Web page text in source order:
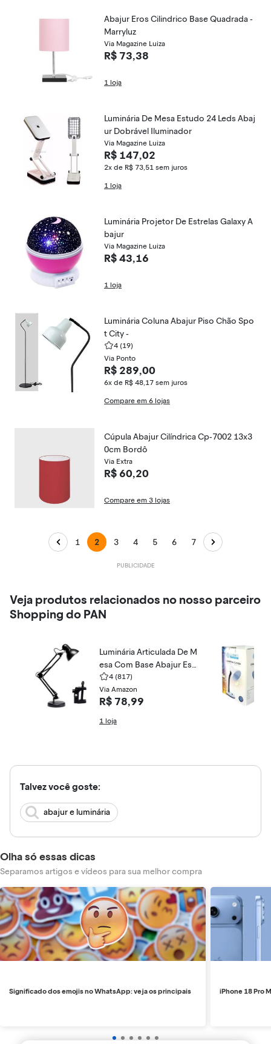
Abajur Eros Cilindrico Base Quadrada -
Marryluz
Via Magazine Luiza
R$ 73,38
1 loja
Luminária De Mesa Estudo 24 Leds Abaj
ur Dobrável Iluminador
Via Magazine Luiza
R$ 147,02
2x de R$ 73,51 sem juros
1 loja
Luminária Projetor De Estrelas Galaxy A
bajur
Via Magazine Luiza
R$ 43,16
1 loja
Luminária Coluna Abajur Piso Chão Spo
t City -
4 (19)
Via Ponto
R$ 289,00
6x de R$ 48,17 sem juros
Compare em 6 lojas
Cúpula Abajur Cilíndrica Cp-7002 13x3
0cm Bordô
Via Extra
R$ 60,20
Compare em 3 lojas
1 2 3 4 5 6 7
Veja produtos relacionados no nosso parceiro
Shopping do PAN
Luminária Articulada De M
esa Com Base Abajur Est
udo Trabalho Tipo Pixar ()
4 (817)
Via Amazon
R$ 78,99
1 loja
Talvez você goste:
abajur e luminária
Olha só essas dicas
Separamos artigos e vídeos para sua melhor compra
Significado dos emojis no WhatsApp: veja os principais iPhone 18 Pro